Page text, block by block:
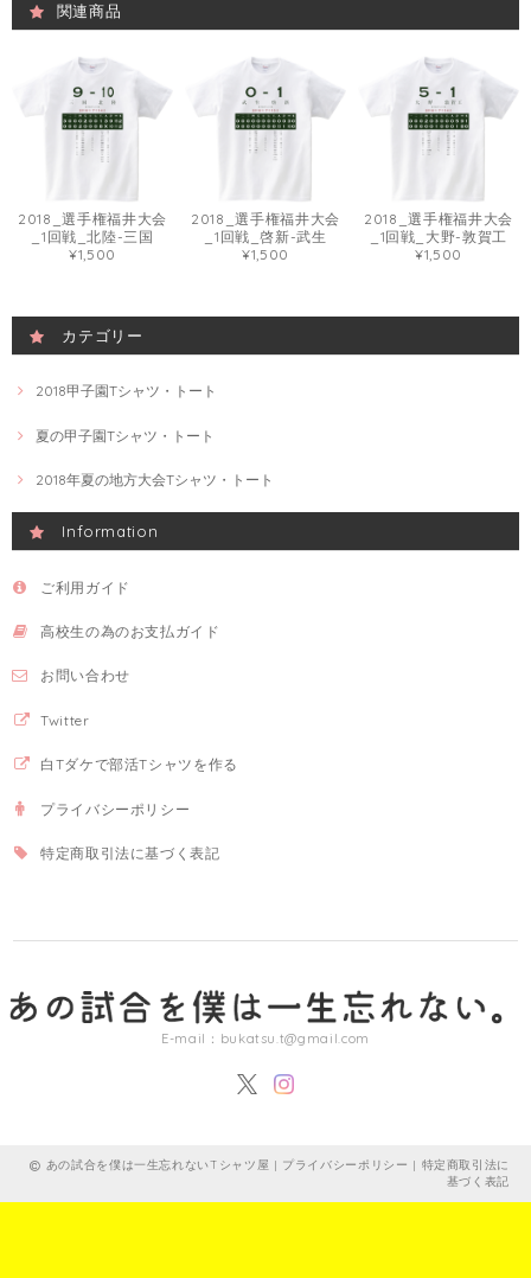
関連商品
2018_選手権福井大会
_1回戦_北陸-三国
¥1,500
2018_選手権福井大会
_1回戦_啓新-武生
¥1,500
2018_選手権福井大会
_1回戦_大野-敦賀工
¥1,500
カテゴリー
2018甲子園Tシャツ・トート
夏の甲子園Tシャツ・トート
2018年夏の地方大会Tシャツ・トート
Information
ご利用ガイド
高校生の為のお支払ガイド
お問い合わせ
Twitter
白Tダケで部活Tシャツを作る
プライバシーポリシー
特定商取引法に基づく表記
E-mail： bukatsu.t@gmail.com
あの試合を僕は一生忘れないTシャツ屋 | プライバシーポリシー | 特定商取引法に
基づく表記